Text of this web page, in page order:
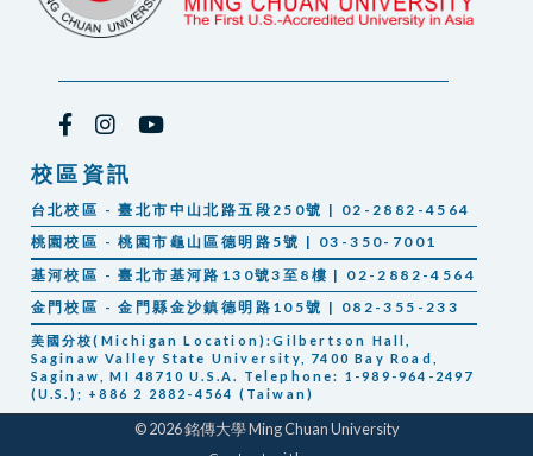
校區資訊
台北校區 - 臺北市中山北路五段250號 | 02-2882-4564
桃園校區 - 桃園市龜山區德明路5號 | 03-350-7001
基河校區 - 臺北市基河路130號3至8樓 | 02-2882-4564
金門校區 - 金門縣金沙鎮德明路105號 | 082-355-233
美國分校(Michigan Location):Gilbertson Hall,
Saginaw Valley State University, 7400 Bay Road,
Saginaw, MI 48710 U.S.A. Telephone: 1-989-964-2497
(U.S.); +886 2 2882-4564 (Taiwan)
© 2026 銘傳大學 Ming Chuan University